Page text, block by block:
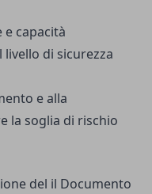
capacità
di sicurezza
e alla
la soglia di rischio
del il Documento